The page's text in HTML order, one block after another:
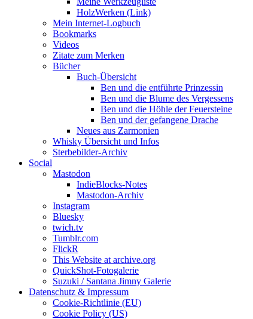
HolzWerken (Link)
Mein Internet-Logbuch
Bookmarks
Videos
Zitate zum Merken
Bücher
Buch-Übersicht
Ben und die entführte Prinzessin
Ben und die Blume des Vergessens
Ben und die Höhle der Feuersteine
Ben und der gefangene Drache
Neues aus Zarmonien
Whisky Übersicht und Infos
Sterbebilder-Archiv
Social
Mastodon
IndieBlocks-Notes
Mastodon-Archiv
Instagram
Bluesky
twich.tv
Tumblr.com
FlickR
This Website at archive.org
QuickShot-Fotogalerie
Suzuki / Santana Jimny Galerie
Datenschutz & Impressum
Cookie-Richtlinie (EU)
Cookie Policy (US)